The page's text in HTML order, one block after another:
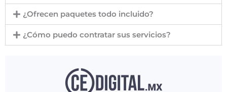
¿Ofrecen paquetes todo incluido?
¿Cómo puedo contratar sus servicios?